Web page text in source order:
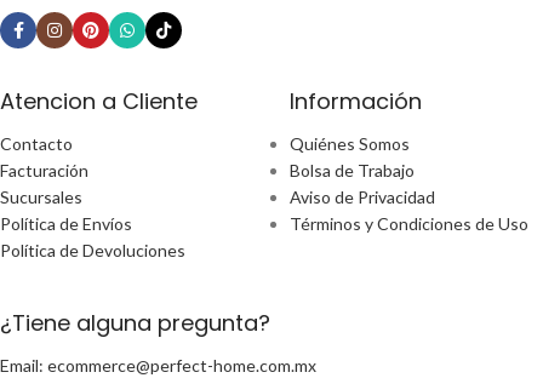
Atencion a Cliente
Contacto
Facturación
Sucursales
Política de Envíos
Política de Devoluciones
Información
Quiénes Somos
Bolsa de Trabajo
Aviso de Privacidad
Términos y Condiciones de Uso
¿Tiene alguna pregunta?
Email: ecommerce@perfect-home.com.mx